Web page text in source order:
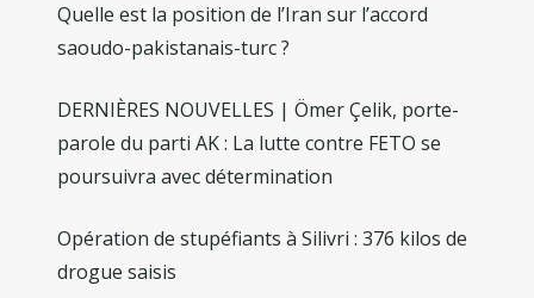
Quelle est la position de l’Iran sur l’accord
saoudo-pakistanais-turc ?
DERNIÈRES NOUVELLES | Ömer Çelik, porte-
parole du parti AK : La lutte contre FETO se
poursuivra avec détermination
Opération de stupéfiants à Silivri : 376 kilos de
drogue saisis